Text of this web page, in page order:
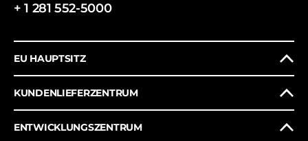
+ 1 281 552-5000
EU HAUPTSITZ
KUNDENLIEFERZENTRUM
ENTWICKLUNGSZENTRUM